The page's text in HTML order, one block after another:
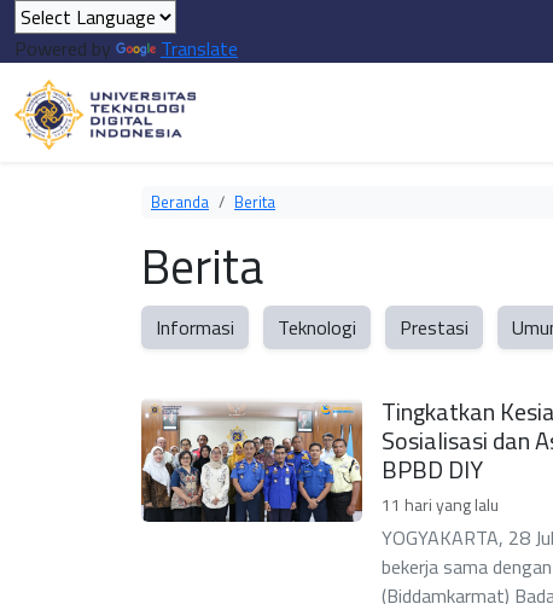
Powered by Translate
Beranda Berita
Berita
Informasi Teknologi Prestasi
Tingkatkan
Sosialisasi dan
BPBD DIY
11 hari yang lalu
YOGYAKARTA, 28
bekerja sama
(Biddamkarmat)